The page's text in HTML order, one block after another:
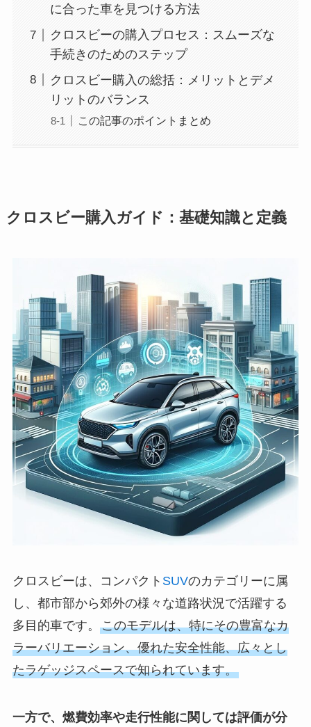
に合った車を見つける方法
クロスビーの購入プロセス：スムーズな
手続きのためのステップ
クロスビー購入の総括：メリットとデメ
リットのバランス
この記事のポイントまとめ
クロスビー購入ガイド：基礎知識と定義
クロスビーは、コンパクト SUVのカテゴリーに属
し、都市部から郊外の様々な道路状況で活躍する
多目的車です。 このモデルは、特にその豊富なカ
ラーバリエーション、優れた安全性能、広々とし
たラゲッジスペースで知られています。
一方で、燃費効率や走行性能に関しては評価が分